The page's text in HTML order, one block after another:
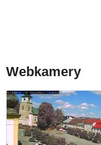
Webkamery